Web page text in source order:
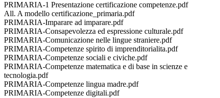
PRIMARIA-1 Presentazione certificazione competenze.pdf
All. A modello certificazione_primaria.pdf
PRIMARIA-Imparare ad imparare.pdf
PRIMARIA-Consapevolezza ed espressione culturale.pdf
PRIMARIA-Comunicazione nelle lingue straniere.pdf
PRIMARIA-Competenze spirito di imprenditorialita.pdf
PRIMARIA-Competenze sociali e civiche.pdf
PRIMARIA-Competenze matematica e di base in scienze e
tecnologia.pdf
PRIMARIA-Competenze lingua madre.pdf
PRIMARIA-Competenze digitali.pdf